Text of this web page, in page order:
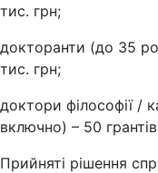
тис. грн;
докторанти (до 35
тис. грн;
доктори філософії /
включно) – 50
Прийняті рішення